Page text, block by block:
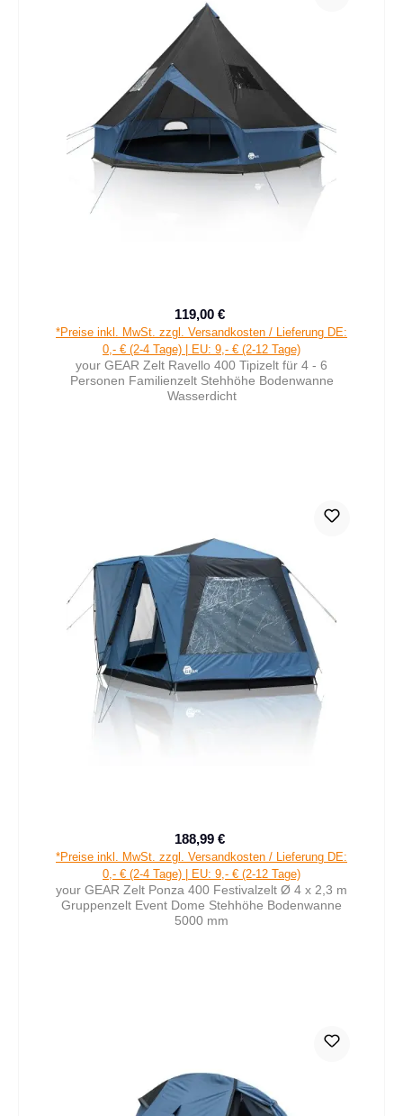
Verkaufspreis:
119,00 €
*Preise inkl. MwSt. zzgl. Versandkosten / Lieferung DE:
0,- € (2-4 Tage) | EU: 9,- € (2-12 Tage)
your GEAR Zelt Ravello 400 Tipizelt für 4 - 6
Personen Familienzelt Stehhöhe Bodenwanne
Wasserdicht
Verkaufspreis:
188,99 €
*Preise inkl. MwSt. zzgl. Versandkosten / Lieferung DE:
0,- € (2-4 Tage) | EU: 9,- € (2-12 Tage)
your GEAR Zelt Ponza 400 Festivalzelt Ø 4 x 2,3 m
Gruppenzelt Event Dome Stehhöhe Bodenwanne
5000 mm